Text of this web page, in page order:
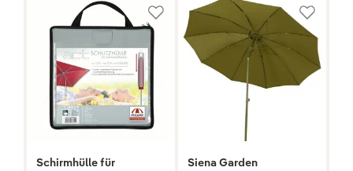
Schirmhülle für
Siena Garden